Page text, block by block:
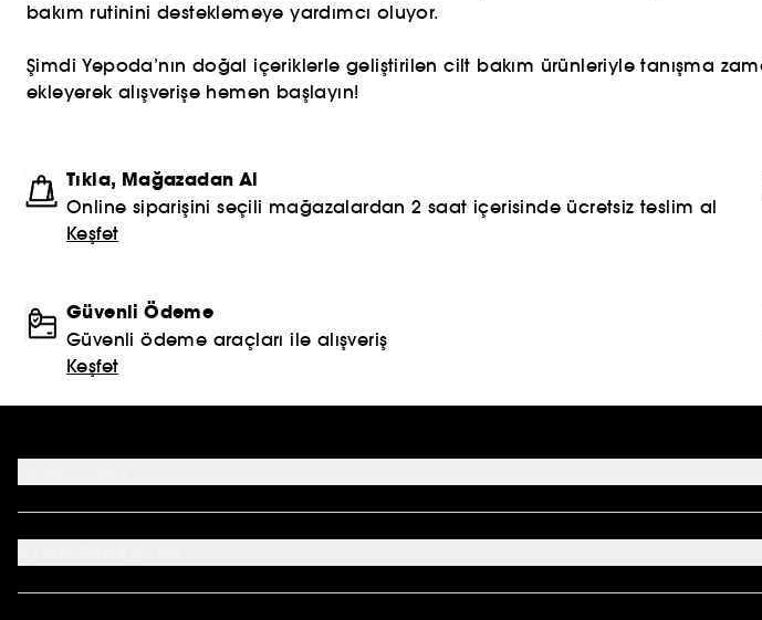
bakım rutinini desteklemeye yardımcı oluyor.
Şimdi Yepoda’nın doğal içeriklerle geliştirilen cilt bakım ürünleriyle tanışma
ekleyerek alışverişe hemen başlayın!
Tıkla, Mağazadan Al
Online siparişini seçili mağazalardan 2 saat içerisinde ücretsiz teslim al
Keşfet
Güvenli Ödeme
Güvenli ödeme araçları ile alışveriş
Keşfet
Mağazalar
Profil Bilgilerim
Genel Şartlar ve Koşullar